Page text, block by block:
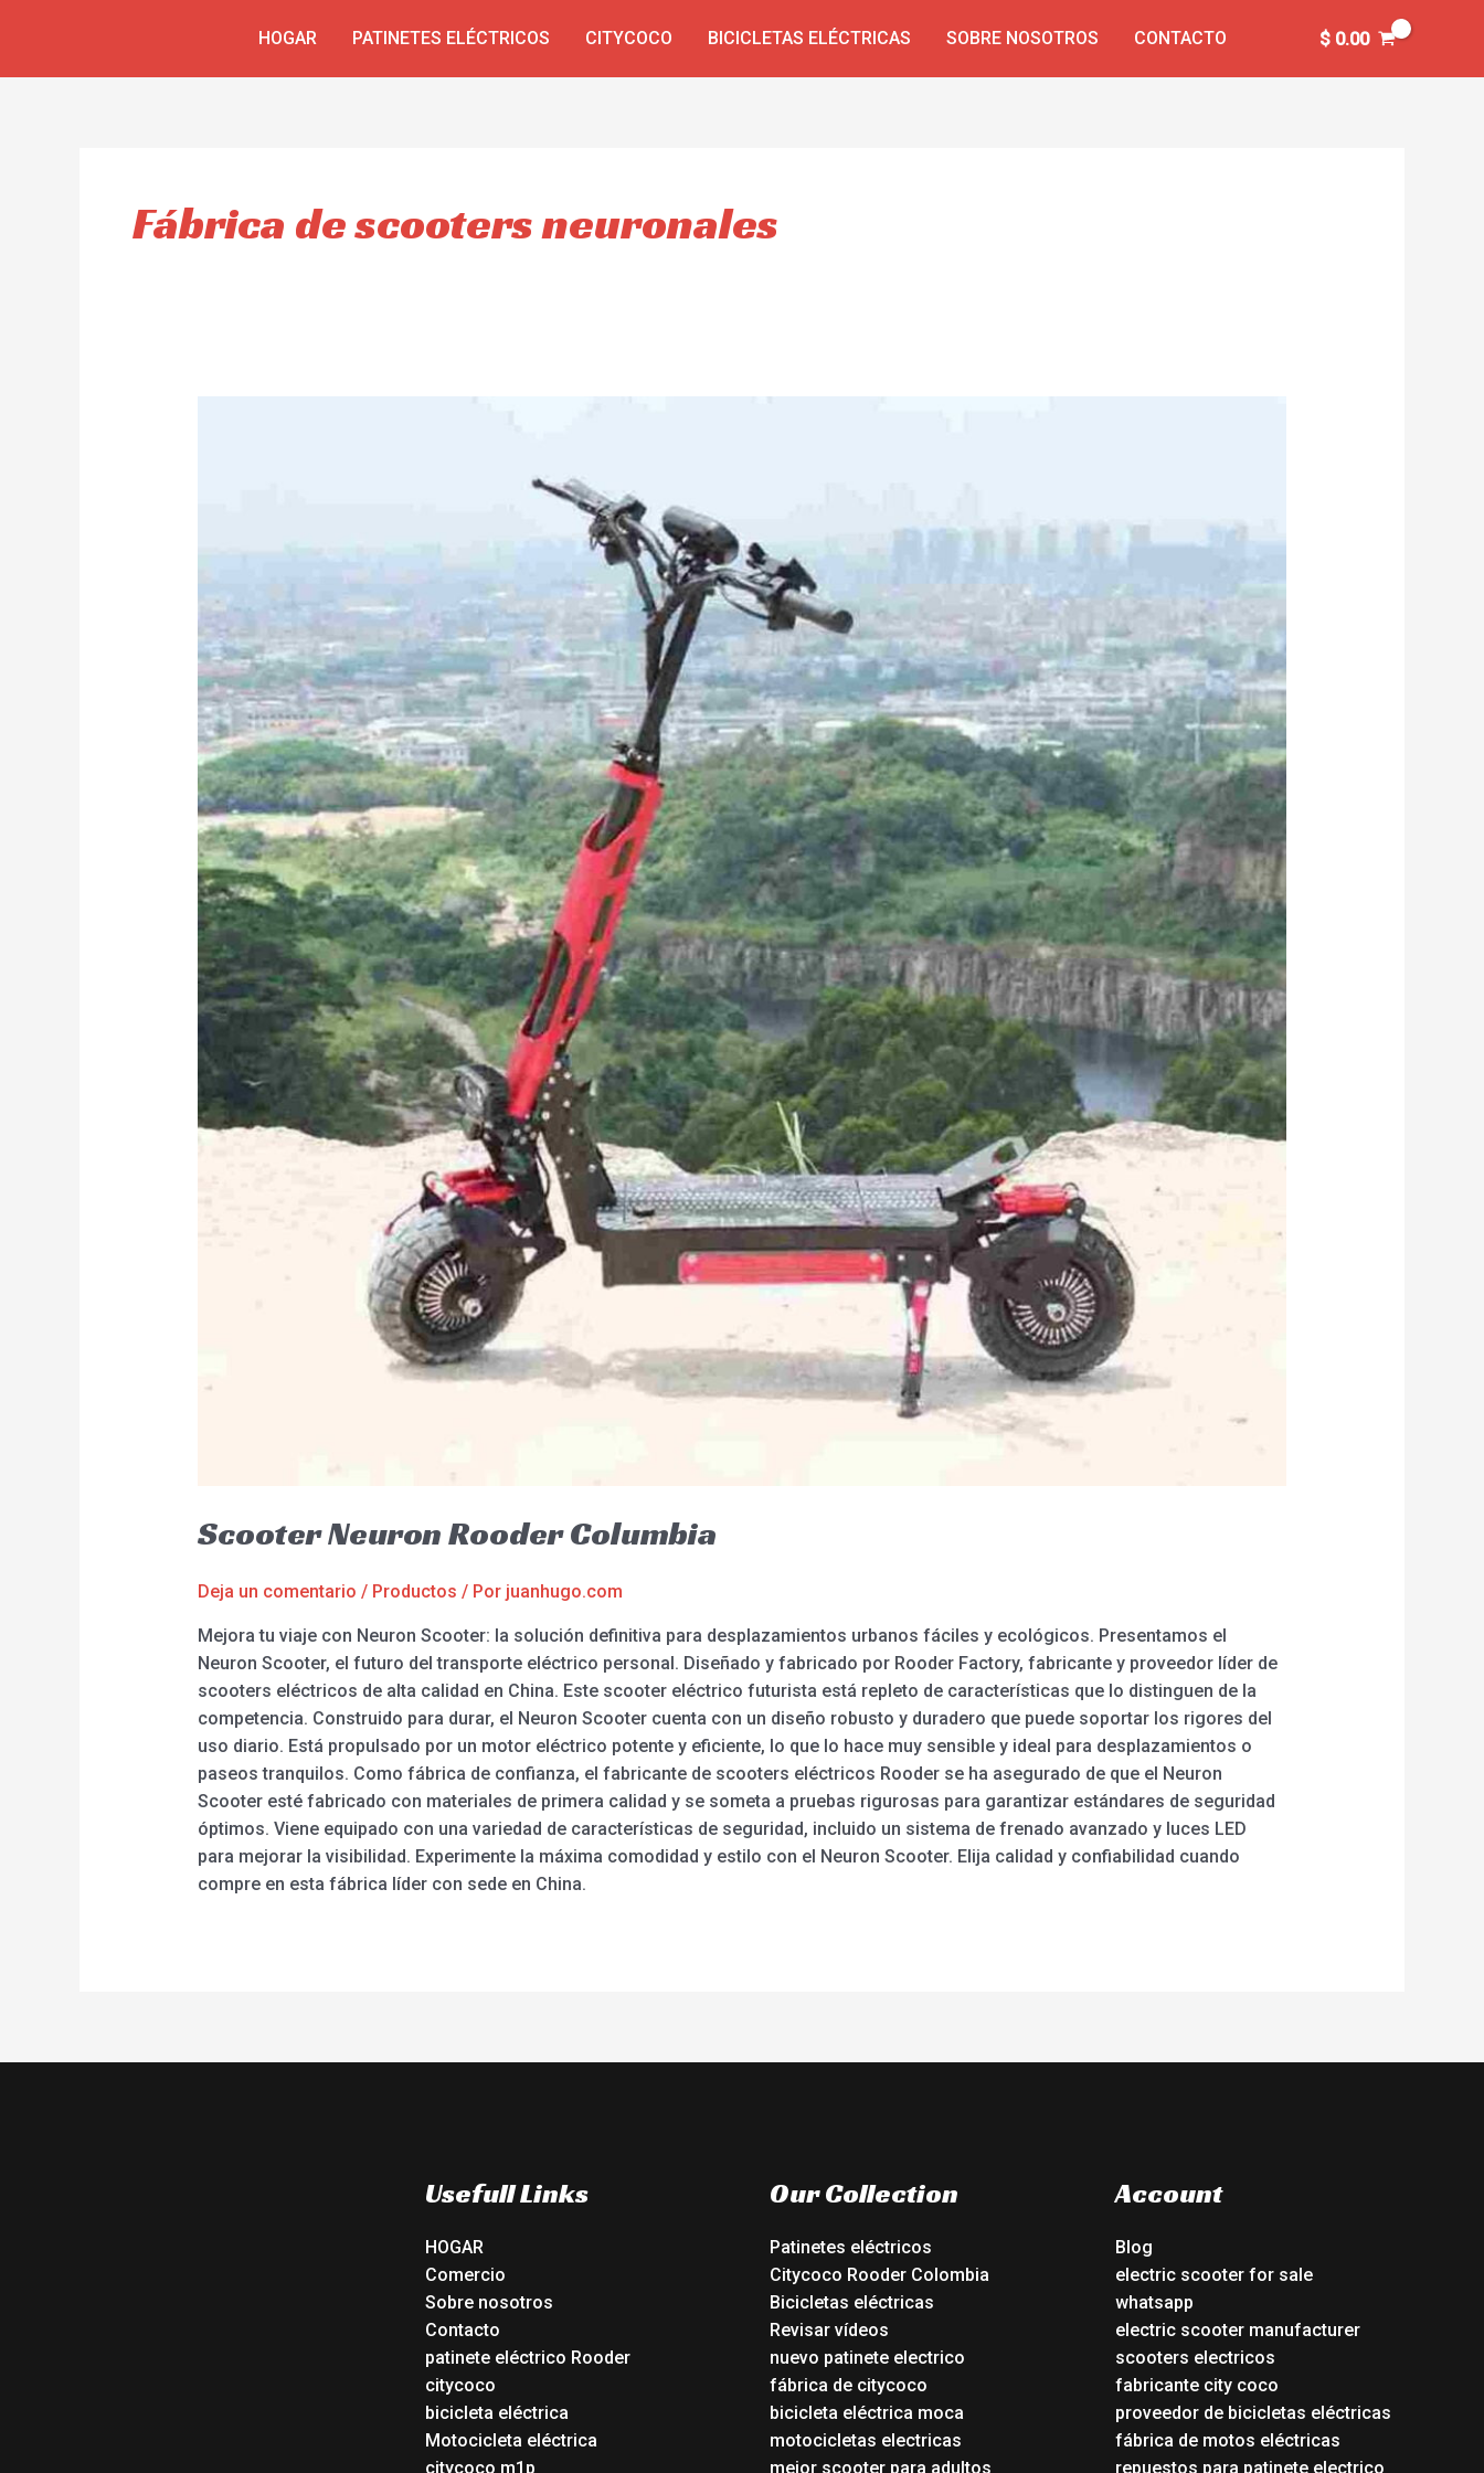
HOGAR PATINETES ELÉCTRICOS CITYCOCO BICICLETAS ELÉCTRICAS SOBRE NOSOTROS CONTACTO $0.00
Fábrica de scooters neuronales
Scooter Neuron Rooder Columbia
Deja un comentario / Productos / Por juanhugo.com
Mejora tu viaje con Neuron Scooter: la solución definitiva para desplazamientos urbanos fáciles y ecológicos. Presentamos el
Neuron Scooter, el futuro del transporte eléctrico personal. Diseñado y fabricado por Rooder Factory, fabricante y proveedor líder de
scooters eléctricos de alta calidad en China. Este scooter eléctrico futurista está repleto de características que lo distinguen de la
competencia. Construido para durar, el Neuron Scooter cuenta con un diseño robusto y duradero que puede soportar los rigores del
uso diario. Está propulsado por un motor eléctrico potente y eficiente, lo que lo hace muy sensible y ideal para desplazamientos o
paseos tranquilos. Como fábrica de confianza, el fabricante de scooters eléctricos Rooder se ha asegurado de que el Neuron
Scooter esté fabricado con materiales de primera calidad y se someta a pruebas rigurosas para garantizar estándares de seguridad
óptimos. Viene equipado con una variedad de características de seguridad, incluido un sistema de frenado avanzado y luces LED
para mejorar la visibilidad. Experimente la máxima comodidad y estilo con el Neuron Scooter. Elija calidad y confiabilidad cuando
compre en esta fábrica líder con sede en China.
Usefull Links
HOGAR
Comercio
Sobre nosotros
Contacto
patinete eléctrico Rooder
citycoco
bicicleta eléctrica
Motocicleta eléctrica
citycoco m1p
Our Collection
Patinetes eléctricos
Citycoco Rooder Colombia
Bicicletas eléctricas
Revisar vídeos
nuevo patinete electrico
fábrica de citycoco
bicicleta eléctrica moca
motocicletas electricas
mejor scooter para adultos
Account
Blog
electric scooter for sale
whatsapp
electric scooter manufacturer
scooters electricos
fabricante city coco
proveedor de bicicletas eléctricas
fábrica de motos eléctricas
repuestos para patinete electrico